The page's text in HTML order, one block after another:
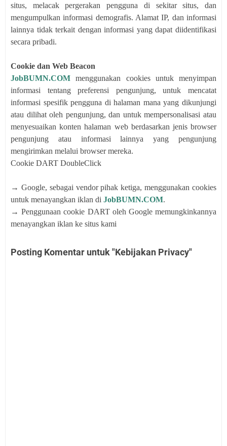
situs, melacak pergerakan pengguna di sekitar situs, dan
mengumpulkan informasi demografis. Alamat IP, dan informasi
lainnya tidak terkait dengan informasi yang dapat diidentifikasi
secara pribadi.
Cookie dan Web Beacon
JobBUMN.COM menggunakan cookies untuk menyimpan
informasi tentang preferensi pengunjung, untuk mencatat
informasi spesifik pengguna di halaman mana yang dikunjungi
atau dilihat oleh pengunjung, dan untuk mempersonalisasi atau
menyesuaikan konten halaman web berdasarkan jenis browser
pengunjung atau informasi lainnya yang pengunjung
mengirimkan melalui browser mereka.
Cookie DART DoubleClick
→ Google, sebagai vendor pihak ketiga, menggunakan cookies
untuk menayangkan iklan di JobBUMN.COM.
→ Penggunaan cookie DART oleh Google memungkinkannya
menayangkan iklan ke situs kami
Posting Komentar untuk "Kebijakan Privacy"